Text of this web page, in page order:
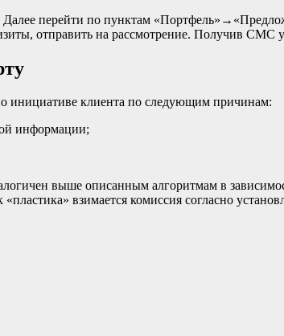
перейти по пунктам
отправить на рассмотрение. Получив СМС
инициативе клиента по следующим причинам:
информации;
выше описанным алгоритмам в
взимается комиссия согласно